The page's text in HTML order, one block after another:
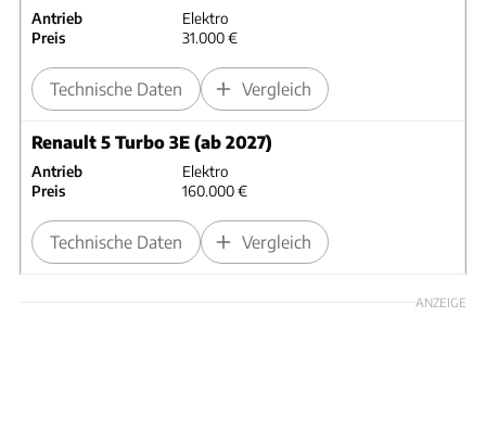
Antrieb
Elektro
Preis
31.000 €
Technische Daten Vergleich
Renault 5 Turbo 3E (ab 2027)
Antrieb
Elektro
Preis
160.000 €
Technische Daten Vergleich
ANZEIGE